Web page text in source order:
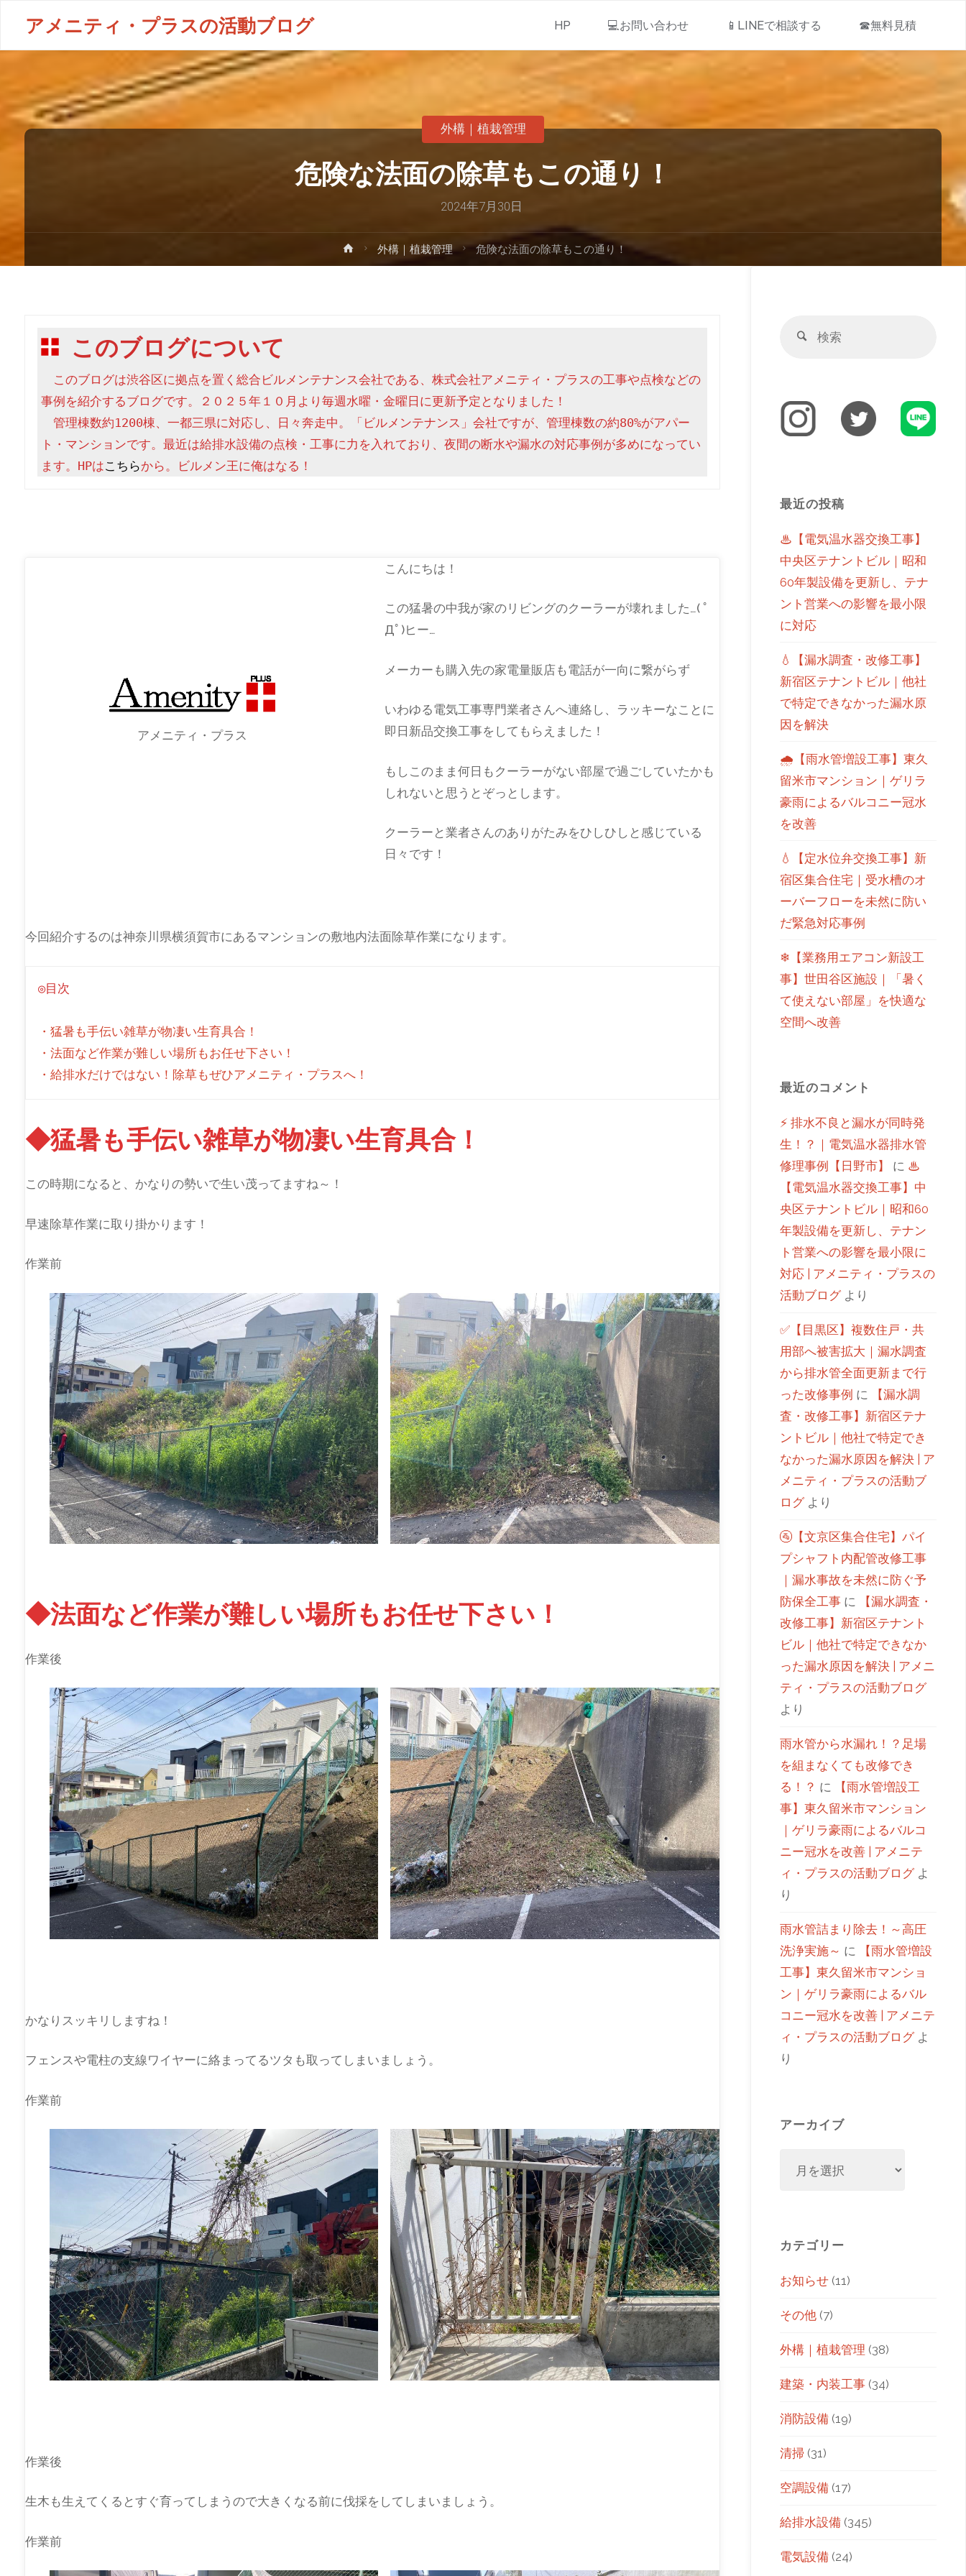
アメニティ・プラスの活動ブログ HP 💻お問い合わせ 📱LINEで相談する ☎無料見積
危険な法面の除草もこの通り！
2024年7月30日
外構｜植栽管理
外構｜植栽管理 危険な法面の除草もこの通り！
このブログについて
このブログは渋谷区に拠点を置く総合ビルメンテナンス会社である、株式会社アメニティ・プラスの工事や点検などの
事例を紹介するブログです。２０２５年１０月より毎週水曜・金曜日に更新予定となりました！
管理棟数約1200棟、一都三県に対応し、日々奔走中。「ビルメンテナンス」会社ですが、管理棟数の約80%がアパー
ト・マンションです。最近は給排水設備の点検・工事に力を入れており、夜間の断水や漏水の対応事例が多めになってい
ます。HPはこちらから。ビルメン王に俺はなる！
アメニティ・プラス
こんにちは！
この猛暑の中我が家のリビングのクーラーが壊れました…( ﾟ
Дﾟ)ヒー…
メーカーも購入先の家電量販店も電話が一向に繋がらず
いわゆる電気工事専門業者さんへ連絡し、ラッキーなことに
即日新品交換工事をしてもらえました！
もしこのまま何日もクーラーがない部屋で過ごしていたかも
しれないと思うとぞっとします。
クーラーと業者さんのありがたみをひしひしと感じている
日々です！
今回紹介するのは神奈川県横須賀市にあるマンションの敷地内法面除草作業になります。
◎目次
・猛暑も手伝い雑草が物凄い生育具合！
・法面など作業が難しい場所もお任せ下さい！
・給排水だけではない！除草もぜひアメニティ・プラスへ！
◆猛暑も手伝い雑草が物凄い生育具合！
この時期になると、かなりの勢いで生い茂ってますね～！
早速除草作業に取り掛かります！
作業前
◆法面など作業が難しい場所もお任せ下さい！
作業後
かなりスッキリしますね！
フェンスや電柱の支線ワイヤーに絡まってるツタも取ってしまいましょう。
作業前
作業後
生木も生えてくるとすぐ育ってしまうので大きくなる前に伐採をしてしまいましょう。
作業前
最近の投稿
♨【電気温水器交換工事】
中央区テナントビル｜昭和
60年製設備を更新し、テナ
ント営業への影響を最小限
に対応
💧【漏水調査・改修工事】
新宿区テナントビル｜他社
で特定できなかった漏水原
因を解決
🌧【雨水管増設工事】東久
留米市マンション｜ゲリラ
豪雨によるバルコニー冠水
を改善
💧【定水位弁交換工事】新
宿区集合住宅｜受水槽のオ
ーバーフローを未然に防い
だ緊急対応事例
❄【業務用エアコン新設工
事】世田谷区施設｜「暑く
て使えない部屋」を快適な
空間へ改善
最近のコメント
⚡ 排水不良と漏水が同時発
生！？｜電気温水器排水管
修理事例【日野市】
に ♨
【電気温水器交換工事】中
央区テナントビル｜昭和60
年製設備を更新し、テナン
ト営業への影響を最小限に
対応 | アメニティ・プラスの
活動ブログより
✅【目黒区】複数住戸・共
用部へ被害拡大｜漏水調査
から排水管全面更新まで行
った改修事例 に
【漏水調
査・改修工事】新宿区テナ
ントビル｜他社で特定でき
なかった漏水原因を解決 | ア
メニティ・プラスの活動ブ
ログより
🚰【文京区集合住宅】パイ
プシャフト内配管改修工事
｜漏水事故を未然に防ぐ予
防保全工事 に
【漏水調査・
改修工事】新宿区テナント
ビル｜他社で特定できなか
った漏水原因を解決 | アメニ
ティ・プラスの活動ブログ
より
雨水管から水漏れ！？足場
を組まなくても改修でき
る！？ に
【雨水管増設工
事】東久留米市マンション
｜ゲリラ豪雨によるバルコ
ニー冠水を改善 | アメニテ
ィ・プラスの活動ブログよ
り
雨水管詰まり除去！～高圧
洗浄実施～ に
【雨水管増設
工事】東久留米市マンショ
ン｜ゲリラ豪雨によるバル
コニー冠水を改善 | アメニテ
ィ・プラスの活動ブログよ
り
アーカイブ
カテゴリー
お知らせ (11)
その他 (7)
外構｜植栽管理 (38)
建築・内装工事 (34)
消防設備 (19)
清掃 (31)
空調設備 (17)
給排水設備 (345)
電気設備 (24)